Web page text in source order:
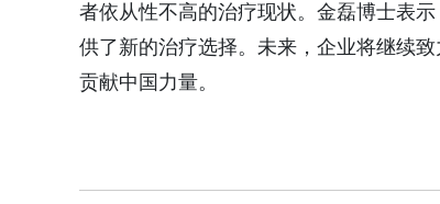
者依从性不高的治疗现状。金磊博士表
供了新的治疗选择。未来，企业将继续
贡献中国力量。